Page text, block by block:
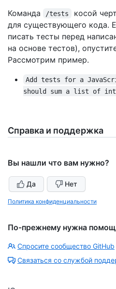
Команда /tests
косой
для существующего кода.
писать тесты перед
на основе тестов),
Рассмотрим пример.
Add tests for a
should sum a list of
Справка и поддержка
Вы нашли что вам нужно?
Да Нет
Политика конфиденциальности
По-прежнему нужна
Спросите сообщество GitHub
Связаться со службой